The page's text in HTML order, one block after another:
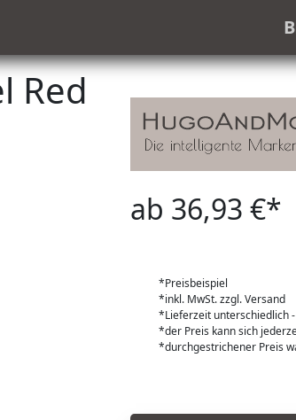
Red
ab 36,93 €*
*Preisbeispiel
*inkl. MwSt. zzgl. Versand
*Lieferzeit unterschiedlich
*der Preis kann sich
*durchgestrichener Preis